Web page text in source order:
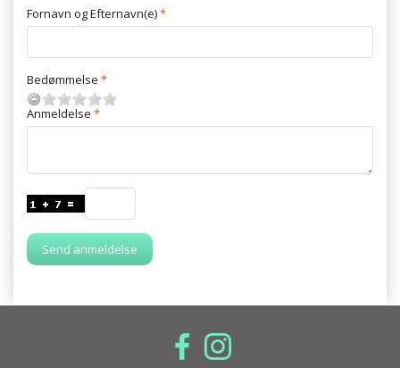
Fornavn og Efternavn(e)
Bedømmelse
Anmeldelse
Send anmeldelse